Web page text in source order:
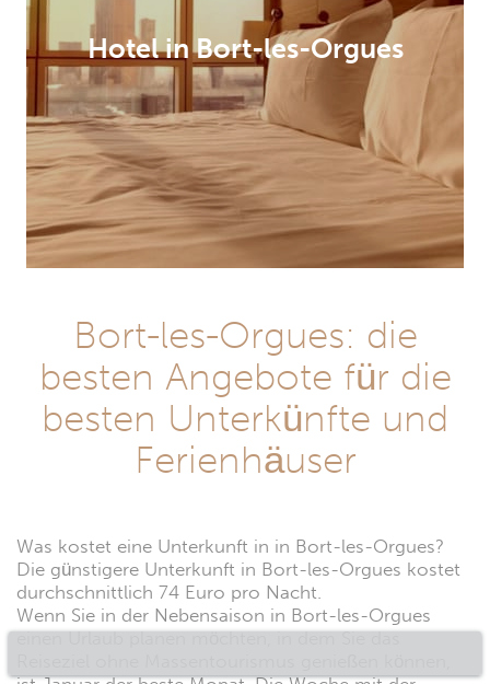
Hotel in Bort-les-Orgues
Bort-les-Orgues: die
besten Angebote für die
besten Unterkünfte und
Ferienhäuser
Was kostet eine Unterkunft in in Bort-les-Orgues?
Die günstigere Unterkunft in Bort-les-Orgues kostet
durchschnittlich 74 Euro pro Nacht.
Wenn Sie in der Nebensaison in Bort-les-Orgues
einen Urlaub planen möchten, in dem Sie das